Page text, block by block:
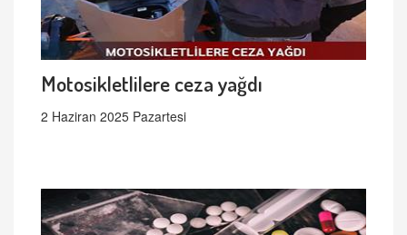
Motosikletlilere ceza yağdı
2 Haziran 2025 Pazartesi